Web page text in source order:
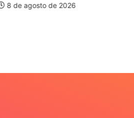
8 de agosto de 2026